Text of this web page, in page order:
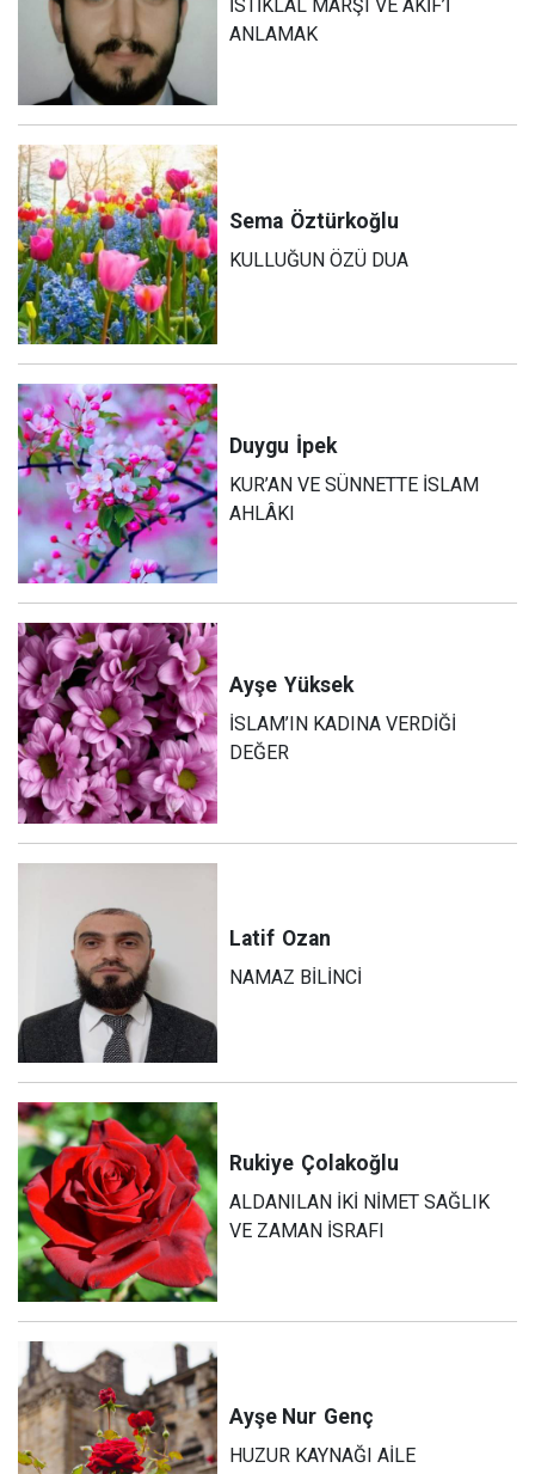
İSTİKLÂL MARŞI VE ÂKİF’İ
ANLAMAK
Sema Öztürkoğlu
KULLUĞUN ÖZÜ DUA
Duygu İpek
KUR’AN VE SÜNNETTE İSLAM
AHLÂKI
Ayşe Yüksek
İSLAM’IN KADINA VERDİĞİ
DEĞER
Latif Ozan
NAMAZ BİLİNCİ
Rukiye Çolakoğlu
ALDANILAN İKİ NİMET SAĞLIK
VE ZAMAN İSRAFI
Ayşe Nur Genç
HUZUR KAYNAĞI AİLE